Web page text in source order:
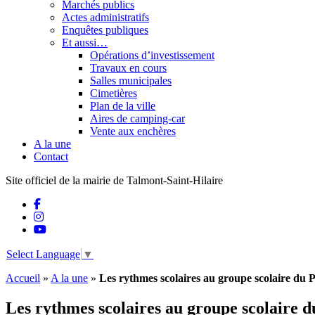
Marchés publics
Actes administratifs
Enquêtes publiques
Et aussi…
Opérations d’investissement
Travaux en cours
Salles municipales
Cimetières
Plan de la ville
Aires de camping-car
Vente aux enchères
A la une
Contact
Site officiel de la mairie de Talmont-Saint-Hilaire
Select Language ▼
Accueil » A la une » Les rythmes scolaires au groupe scolaire du
Les rythmes scolaires au groupe scolaire